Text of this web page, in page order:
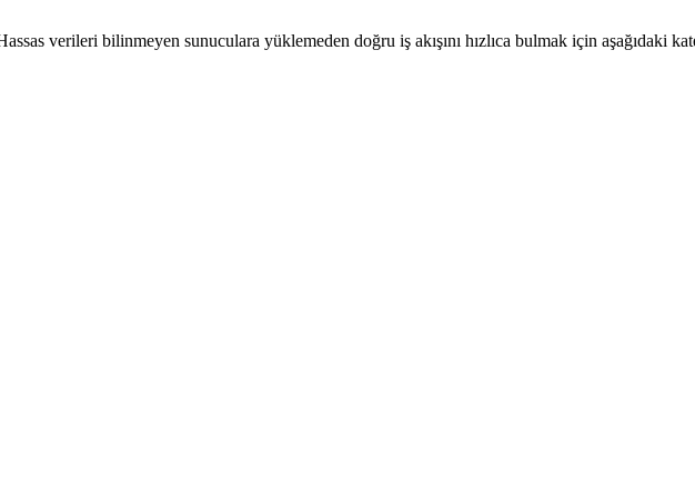
verileri bilinmeyen sunuculara yüklemeden doğru iş akışını hızlıca bulmak için aşağıdaki